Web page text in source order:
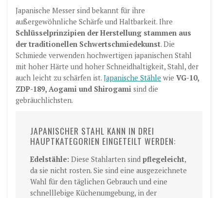
Japanische Messer sind bekannt für ihre
außergewöhnliche Schärfe und Haltbarkeit. Ihre
Schlüsselprinzipien der Herstellung stammen aus
der traditionellen Schwertschmiedekunst. Die
Schmiede verwenden hochwertigen japanischen Stahl
mit hoher Härte und hoher Schneidhaltigkeit, Stahl, der
auch leicht zu schärfen ist. Japanische Stähle wie VG-10,
ZDP-189, Aogami und Shirogami sind die
gebräuchlichsten.
JAPANISCHER STAHL KANN IN DREI
HAUPTKATEGORIEN EINGETEILT WERDEN:
Edelstähle: Diese Stahlarten sind pflegeleicht,
da sie nicht rosten. Sie sind eine ausgezeichnete
Wahl für den täglichen Gebrauch und eine
schnelllebige Küchenumgebung, in der